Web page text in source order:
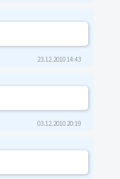
23.12.2010 14:43
03.12.2010 20:19